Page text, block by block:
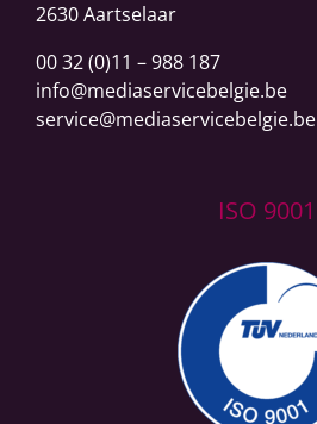
2630 Aartselaar
00 32 (0)11 – 988 187
info@mediaservicebelgie.be
service@mediaservicebelgie.be
ISO 9001